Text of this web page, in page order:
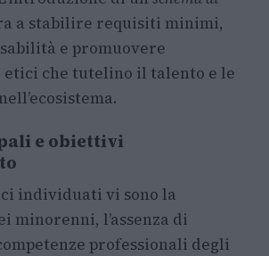
a stabilire requisiti minimi,
e promuovere
che tutelino il talento e le
e obiettivi
individuati vi sono la
minorenni, l’assenza di
professionali degli